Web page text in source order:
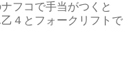
フコで手当がつくと
４とフォークリフトで